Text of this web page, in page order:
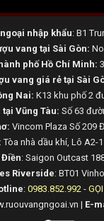
nhập khẩu: B1
vang tại Sài Gòn:
phố Hồ Chí Minh:
vang giá rẻ tại Sài
Nai: K13 khu phố 2
Vũng Tàu: Số 63
Vincom Plaza Số 209
Tòa nhà dầu khí, Lô A2-
Điền: Saigon Outcast
Riverside: BT01
: 0983.852.992-
| E-